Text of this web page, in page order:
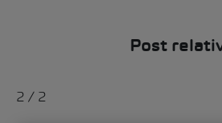
Post
2 / 2